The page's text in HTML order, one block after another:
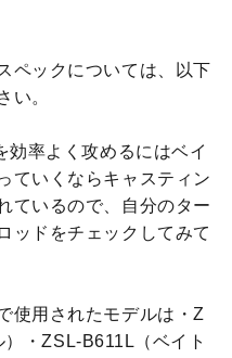
ペックについては、以下
い。
効率よく攻めるにはベイ
ていくならキャスティン
ているので、自分のター
ッドをチェックしてみて
使用されたモデルは・Z
・ZSL-B611L（ベイト